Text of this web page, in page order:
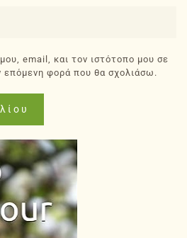
email, και τον ιστότοπο μου σε
επόμενη φορά που θα σχολιάσω.